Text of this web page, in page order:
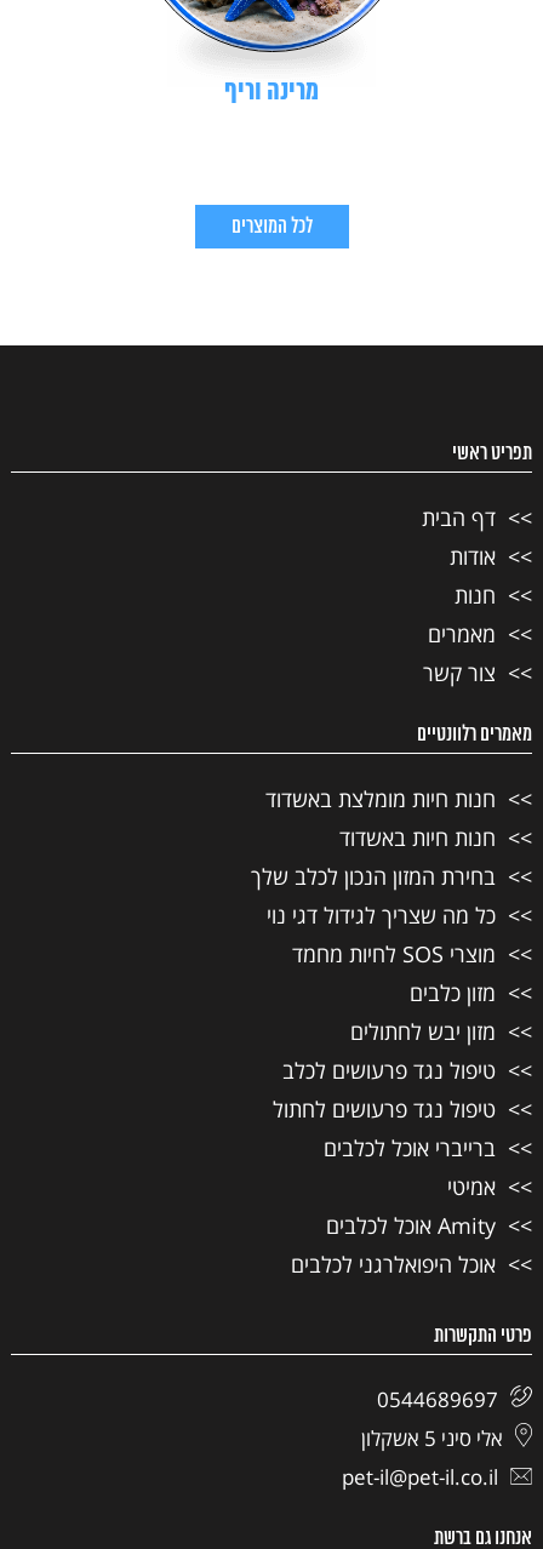
מרינה וריף
לכל המוצרים
תפריט ראשי
דף הבית
אודות
חנות
מאמרים
צור קשר
מאמרים רלוונטיים
חנות חיות מומלצת באשדוד
חנות חיות באשדוד
בחירת המזון הנכון לכלב שלך
כל מה שצריך לגידול דגי נוי
מוצרי SOS לחיות מחמד
מזון כלבים
מזון יבש לחתולים
טיפול נגד פרעושים לכלב
טיפול נגד פרעושים לחתול
ברייברי אוכל לכלבים
אמיטי
Amity אוכל לכלבים
אוכל היפואלרגני לכלבים
פרטי התקשרות
0544689697
אלי סיני 5 אשקלון
pet-il@pet-il.co.il
אנחנו גם ברשת